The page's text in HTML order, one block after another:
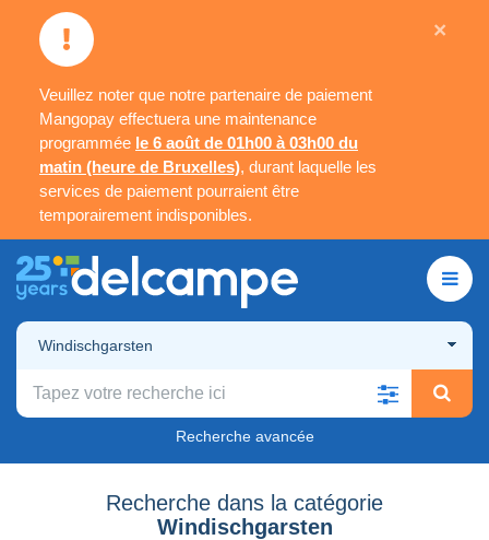
Veuillez noter que notre partenaire de paiement
Mangopay effectuera une maintenance
programmée le 6 août de 01h00 à 03h00 du
matin (heure de Bruxelles), durant laquelle les
services de paiement pourraient être
temporairement indisponibles.
×
Windischgarsten
Recherche avancée
Recherche dans la catégorie
Windischgarsten